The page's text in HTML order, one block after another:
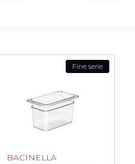
Fine serie
BACINELLA